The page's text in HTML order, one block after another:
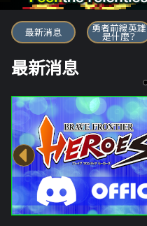
勇者前線英雄
最新消息 勇者前線英雄
是什麼？
最新消息